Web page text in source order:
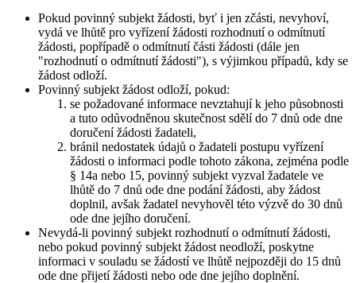
Pokud povinný subjekt žádosti, byť i jen zčásti, nevyhoví,
vydá ve lhůtě pro vyřízení žádosti rozhodnutí o odmítnutí
žádosti, popřípadě o odmítnutí části žádosti (dále jen
"rozhodnutí o odmítnutí žádosti"), s výjimkou případů, kdy se
žádost odloží.
Povinný subjekt žádost odloží, pokud:
se požadované informace nevztahují k jeho působnosti
a tuto odůvodněnou skutečnost sdělí do 7 dnů ode dne
doručení žádosti žadateli,
bránil nedostatek údajů o žadateli postupu vyřízení
žádosti o informaci podle tohoto zákona, zejména podle
§ 14a nebo 15, povinný subjekt vyzval žadatele ve
lhůtě do 7 dnů ode dne podání žádosti, aby žádost
doplnil, avšak žadatel nevyhověl této výzvě do 30 dnů
ode dne jejího doručení.
Nevydá-li povinný subjekt rozhodnutí o odmítnutí žádosti,
nebo pokud povinný subjekt žádost neodloží, poskytne
informaci v souladu se žádostí ve lhůtě nejpozději do 15 dnů
ode dne přijetí žádosti nebo ode dne jejího doplnění.